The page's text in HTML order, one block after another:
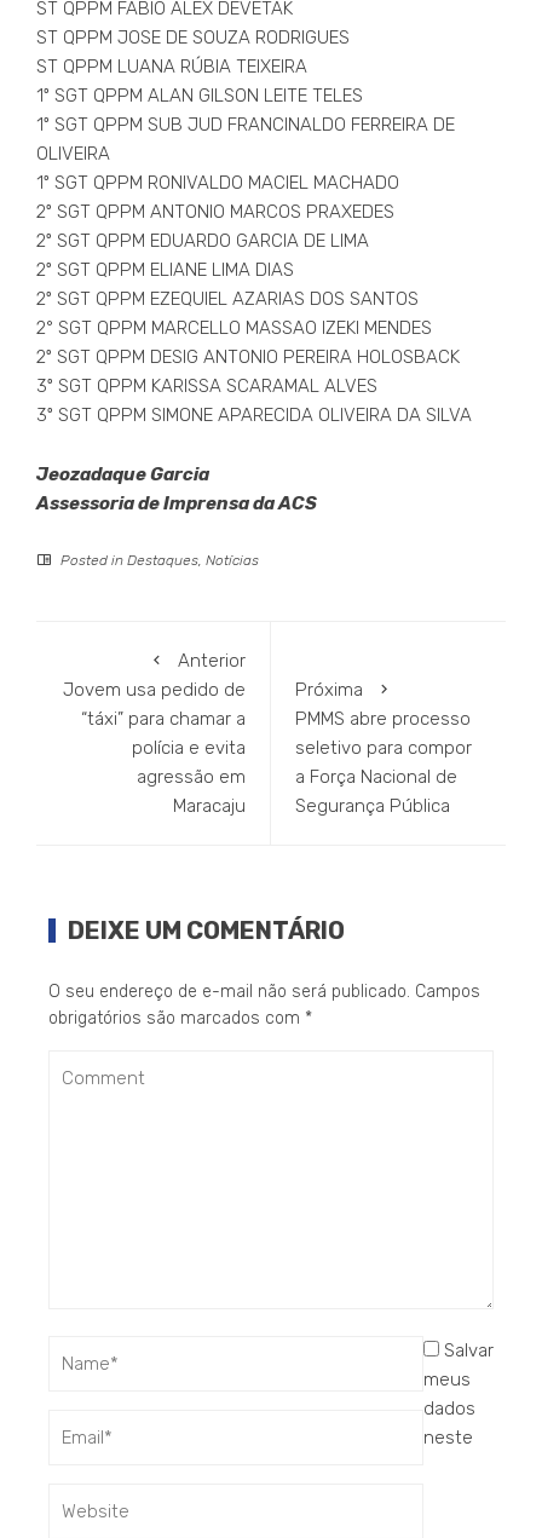
ST QPPM FABIO ALEX DEVETAK
ST QPPM JOSE DE SOUZA RODRIGUES
ST QPPM LUANA RÚBIA TEIXEIRA
1º SGT QPPM ALAN GILSON LEITE TELES
1º SGT QPPM SUB JUD FRANCINALDO FERREIRA DE
OLIVEIRA
1º SGT QPPM RONIVALDO MACIEL MACHADO
2º SGT QPPM ANTONIO MARCOS PRAXEDES
2º SGT QPPM EDUARDO GARCIA DE LIMA
2º SGT QPPM ELIANE LIMA DIAS
2º SGT QPPM EZEQUIEL AZARIAS DOS SANTOS
2° SGT QPPM MARCELLO MASSAO IZEKI MENDES
2º SGT QPPM DESIG ANTONIO PEREIRA HOLOSBACK
3º SGT QPPM KARISSA SCARAMAL ALVES
3º SGT QPPM SIMONE APARECIDA OLIVEIRA DA SILVA
Jeozadaque Garcia
Assessoria de Imprensa da ACS
Posted in Destaques Notícias
Anterior
Jovem usa pedido de
“táxi” para chamar a
polícia e evita
agressão em
Maracaju
Próxima
PMMS abre processo
seletivo para compor
a Força Nacional de
Segurança Pública
DEIXE UM COMENTÁRIO
O seu endereço de e-mail não será publicado. Campos
obrigatórios são marcados com *
Salvar
meus
dados
neste